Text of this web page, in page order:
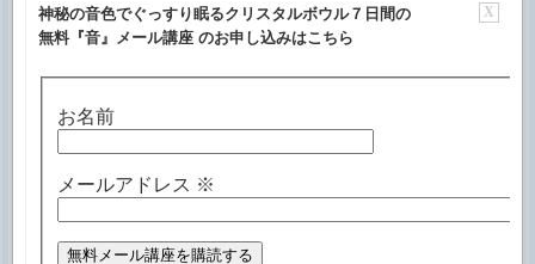
X
神秘の音色でぐっすり眠るクリスタルボウル７日間の
無料『音』メール講座 のお申し込みはこちら
お名前
メールアドレス ※